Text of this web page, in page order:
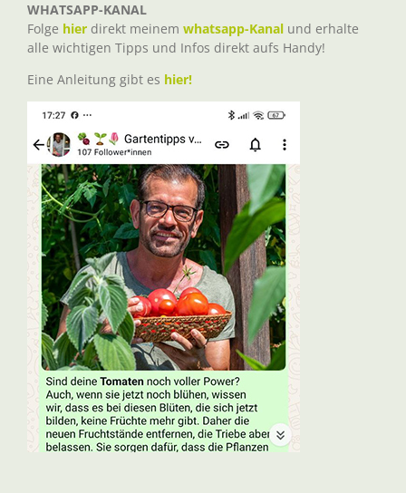
WHATSAPP-KANAL
Folge hier direkt meinem whatsapp-Kanal und erhalte
alle wichtigen Tipps und Infos direkt aufs Handy!
Eine Anleitung gibt es hier!